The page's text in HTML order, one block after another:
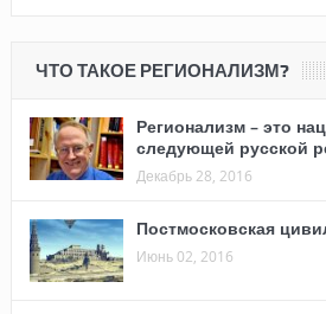
ЧТО ТАКОЕ РЕГИОНАЛИЗМ?
Регионализм – это
следующей русской
Декабрь 28, 2016
Постмосковская
Июнь 02, 2016